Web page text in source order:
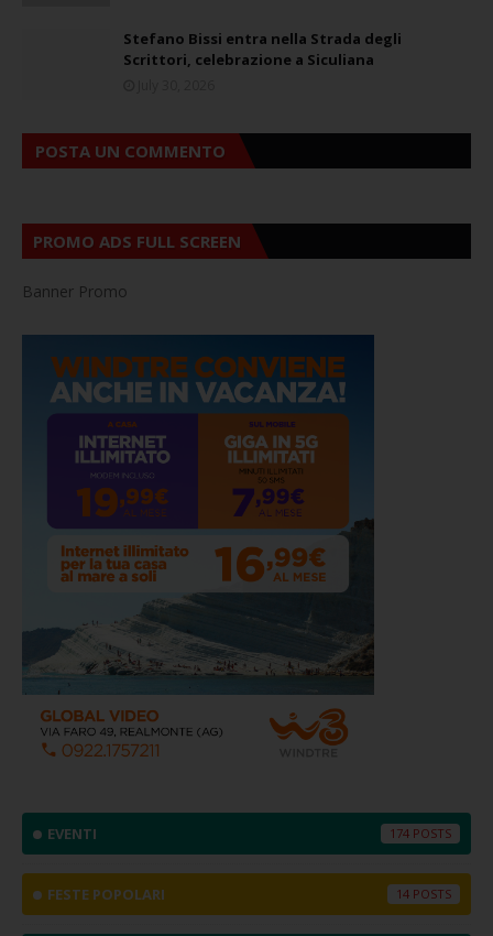
Stefano Bissi entra nella Strada degli
Scrittori, celebrazione a Siculiana
POSTA UN COMMENTO
PROMO ADS FULL SCREEN
Banner Promo
EVENTI 174
FESTE POPOLARI 14